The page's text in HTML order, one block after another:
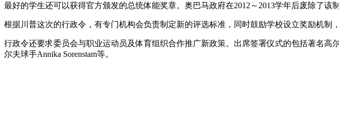
最好的学生还可以获得官方颁发的总统体能奖章。奥巴马政府在2012～2013学年后废除了该
根据川普这次的行政令，有专门机构会负责制定新的评选标准，同时鼓励学校设立奖励机制
行政令还要求委员会与职业运动员及体育组织合作推广新政策。出席签署仪式的包括著名高
尔夫球手Annika Sorenstam等。